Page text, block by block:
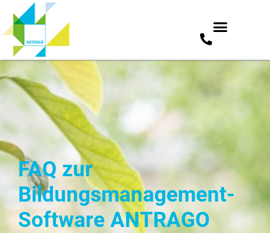
Zum
Inhalt
springen
FAQ zur
Bildungsmanagement-
Software ANTRAGO